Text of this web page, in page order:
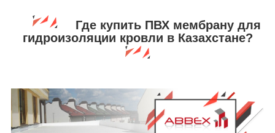
Где купить ПВХ мембрану для
гидроизоляции кровли в Казахстане?